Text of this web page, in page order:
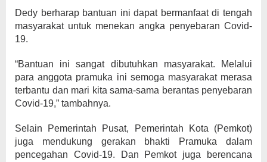
Dedy berharap bantuan ini dapat bermanfaat di tengah
masyarakat untuk menekan angka penyebaran Covid-
19.
“Bantuan ini sangat dibutuhkan masyarakat. Melalui
para anggota pramuka ini semoga masyarakat merasa
terbantu dan mari kita sama-sama berantas penyebaran
Covid-19,” tambahnya.
Selain Pemerintah Pusat, Pemerintah Kota (Pemkot)
juga mendukung gerakan bhakti Pramuka dalam
pencegahan Covid-19. Dan Pemkot juga berencana